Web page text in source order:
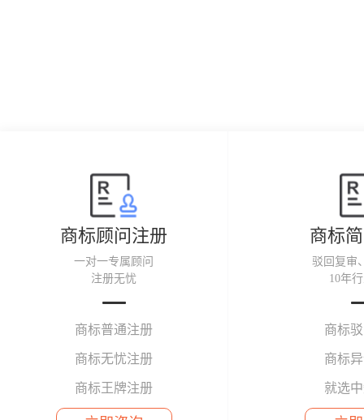
商标顾问注册
一对一专属顾问
注册无忧
商标普通注册
商标无忧注册
商标王牌注册
商标
驳回复审
10年
商标
商标
就选